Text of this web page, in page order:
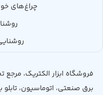
چراغ‌های
فروشگاه ابزار الکتریک،
برق صنعتی، اتوماسیون،